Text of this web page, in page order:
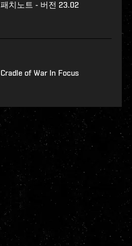
패치노트 - 버전 23.02
Cradle of War In Focus